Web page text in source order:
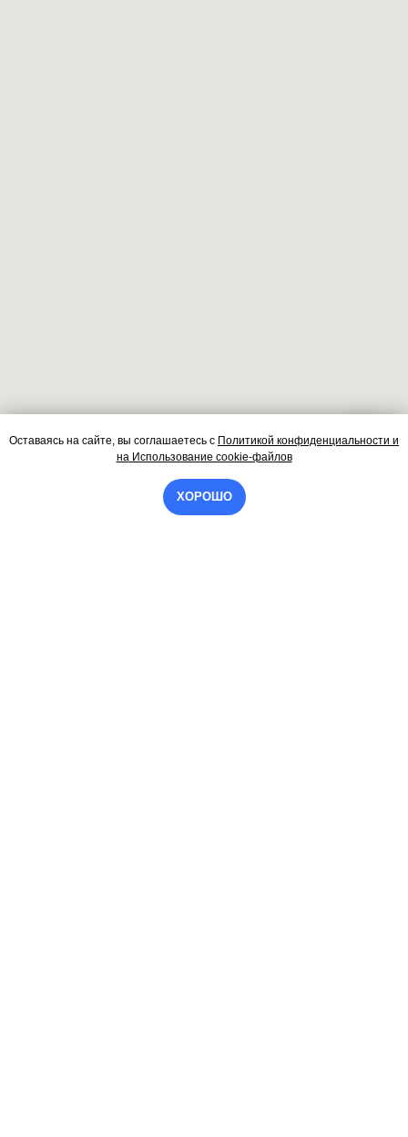
Оставаясь на сайте, вы соглашаетесь с Политикой конфиденциальности и
наИспользование cookie-файлов
ХОРОШО
Контакты